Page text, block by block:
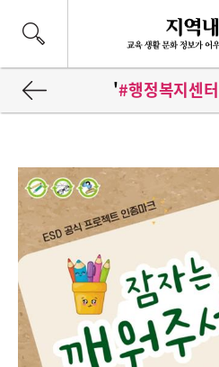
'#행정복지센터